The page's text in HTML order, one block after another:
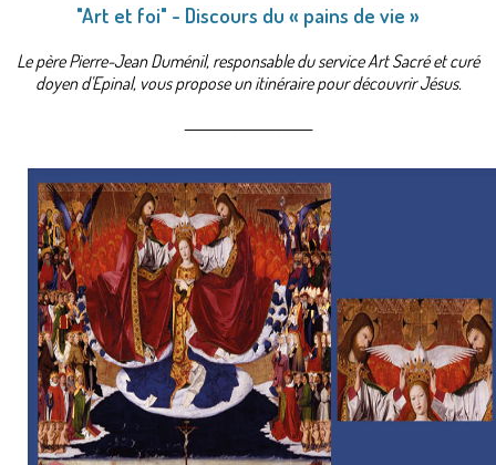
"Art et foi" - Discours du « pains de vie »
Le père Pierre-Jean Duménil, responsable du service Art Sacré et curé
doyen d'Epinal, vous propose un itinéraire pour découvrir Jésus.